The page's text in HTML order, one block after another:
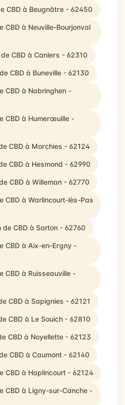
CBD à Beugnâtre - 62450
CBD à Neuville-Bourjonval
CBD à Canlers - 62310
CBD à Buneville - 62130
CBD à Nabringhen -
CBD à Humerœuille -
CBD à Morchies - 62124
CBD à Hesmond - 62990
CBD à Willeman - 62770
CBD à Warlincourt-lès-Pas
CBD à Sarton - 62760
CBD à Aix-en-Ergny -
CBD à Ruisseauville -
CBD à Sapignies - 62121
CBD à Le Souich - 62810
CBD à Noyellette - 62123
CBD à Caumont - 62140
CBD à Haplincourt - 62124
CBD à Ligny-sur-Canche -